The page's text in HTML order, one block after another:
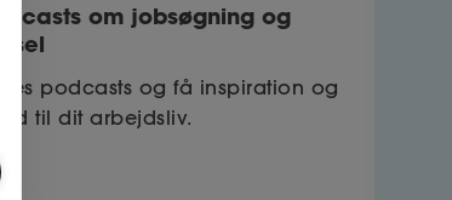
om jobsøgning og
podcasts og få inspiration og
til dit arbejdsliv.